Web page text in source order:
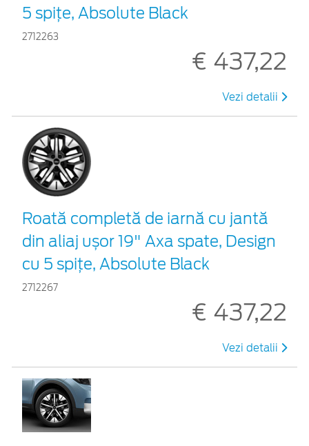
5 spițe, Absolute Black
2712263
€ 437,22
Vezi detalii
Roată completă de iarnă cu jantă
din aliaj ușor 19" Axa spate, Design
cu 5 spițe, Absolute Black
2712267
€ 437,22
Vezi detalii